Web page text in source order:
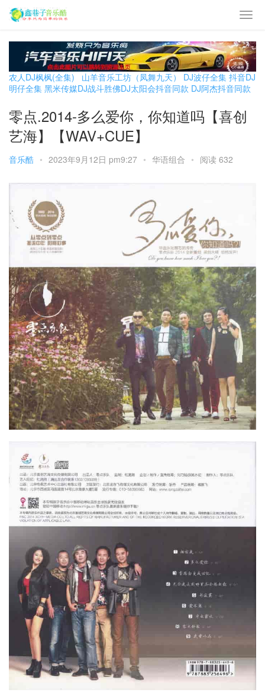
农人DJ枫枫(全集) 山羊音乐工坊（凤舞九天） DJ波仔全集 抖音DJ
明仔全集 黑米传媒DJ战斗胜佛DJ太阳会抖音同款 DJ阿杰抖音同款
零点.2014-多么爱你，你知道吗【喜创
艺海】【WAV+CUE】
音乐酷 • 2023年9月12日 pm9:27 • 华语组合 • 阅读 632